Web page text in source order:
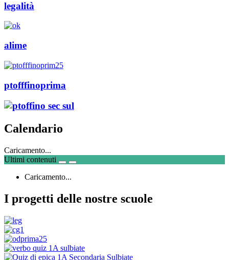
legalità
alime
ptofffinoprima
Calendario
Caricamento...
Ultimi contenuti
Caricamento...
I progetti delle nostre scuole